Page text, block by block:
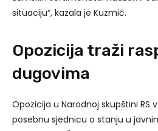
situaciju“, kazala je Kuzmić.
Opozicija traži
dugovima
Opozicija u Narodnoj skupštini
posebnu sjednicu o stanju u